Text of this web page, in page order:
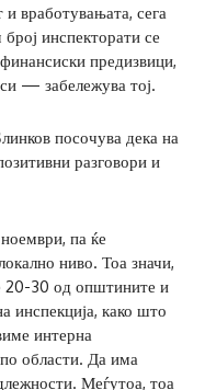
и вработувањата, сега
инспекторати се
предизвици,
— забележува тој.
посочува дека на
разговори и
па ќе
ниво. Тоа значи,
20-30 од општините и
инспекција, како што
интерна
области. Да има
Меѓутоа, тоа